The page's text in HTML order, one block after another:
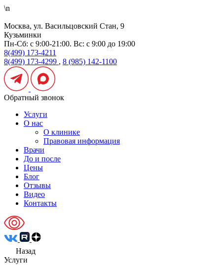
\n
Москва, ул. Васильцовский Стан, 9
Кузьминки
Пн-Сб: с 9:00-21:00. Вс: с 9:00 до 19:00
8(499) 173-4211
8(499) 173-4299 , 8 (985) 142-1100
Обратный звонок
Услуги
О нас
О клинике
Правовая информация
Врачи
До и после
Цены
Блог
Отзывы
Видео
Контакты
Назад
Услуги